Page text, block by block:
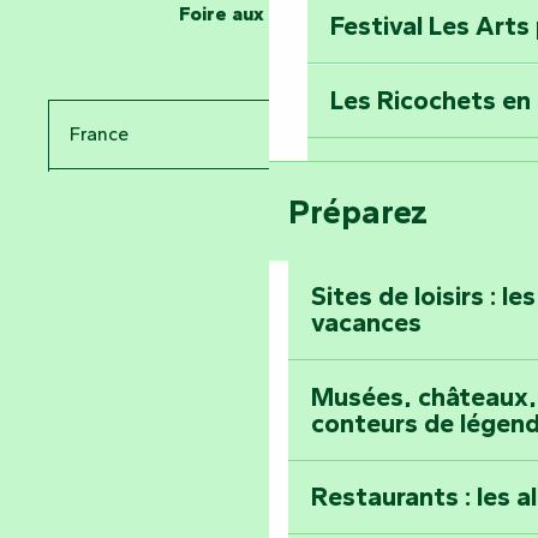
Percez les
Voyagez dans le
Maillezais
Montez au
Festival Les Arts
Les Ricochets
Tout l'agenda
Préparez
Sites de loisirs :
vacances
Musées,
conteurs de
Restaurants : les
Foire aux questions
France